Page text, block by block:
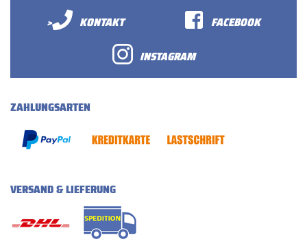
>
KONTAKT
FACEBOOK
INSTAGRAM
ZAHLUNGSARTEN
VERSAND & LIEFERUNG